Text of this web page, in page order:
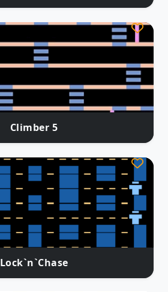
Climber 5
Lock`n`Chase